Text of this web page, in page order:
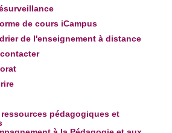
de cours iCampus
de l'enseignement à distance
ressources pédagogiques et